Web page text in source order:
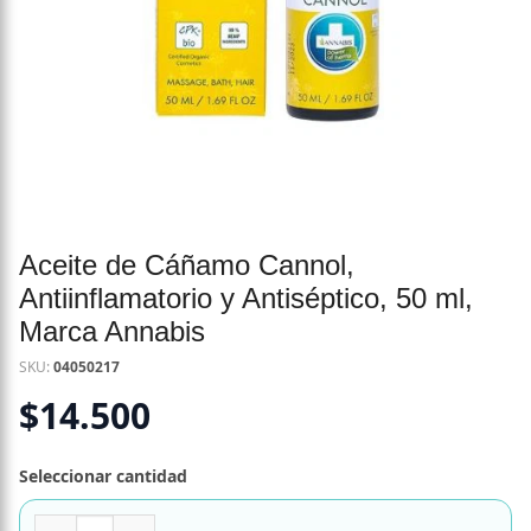
Aceite de Cáñamo Cannol,
Antiinflamatorio y Antiséptico, 50 ml,
Marca Annabis
SKU:04050217
$14.500
Seleccionar cantidad